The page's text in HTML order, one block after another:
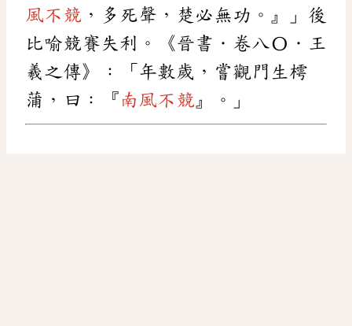
風不競 ，多死聲，楚必無功。』」後
比喻競賽失利。《晉書．卷八〇．王
羲之傳》：「年數歲，嘗觀門生樗
蒲，曰：『 南風不競 』。」